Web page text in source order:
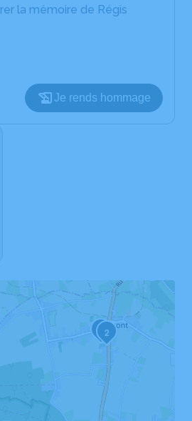
la mémoire de Régis
Je rends hommage
2
3